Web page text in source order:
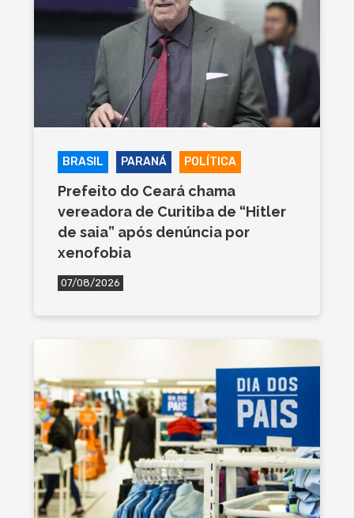
BRASIL PARANÁ POLÍTICA
Prefeito do Ceará chama
vereadora de Curitiba de “Hitler
de saia” após denúncia por
xenofobia
07/08/2026